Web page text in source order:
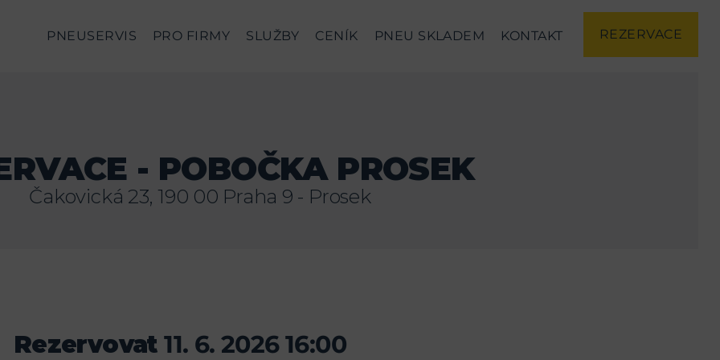
PNEUSERVIS PRO FIRMY SLUŽBY CENÍK PNEU SKLADEM KONTAKT REZERVACE
- POBOČKA PROSEK
Čakovická 23, 190 00 Praha 9 - Prosek
Rezervovat11. 6. 2026 16:00